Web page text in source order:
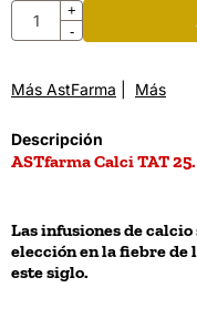
Cantidad
+
-
Más AstFarma Más
Descripción
ASTfarma Calci TAT
Las infusiones de
elección en la fiebre de
este siglo.